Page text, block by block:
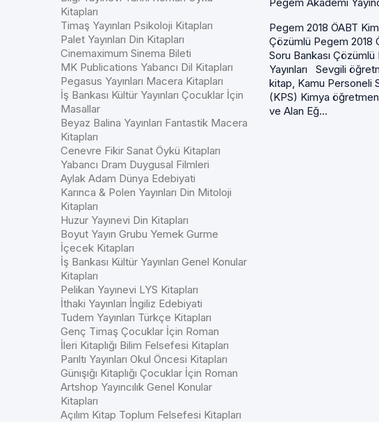
Kitapları
Timaş Yayınları Psikoloji Kitapları
Palet Yayınları Din Kitapları
Cinemaximum Sinema Bileti
MK Publications Yabancı Dil Kitapları
Pegasus Yayınları Macera Kitapları
İş Bankası Kültür Yayınları Çocuklar İçin
Masallar
Beyaz Balina Yayınları Fantastik Macera
Kitapları
Cenevre Fikir Sanat Öykü Kitapları
Yabancı Dram Duygusal Filmleri
Aylak Adam Dünya Edebiyati
Karınca & Polen Yayınları Din Mitoloji
Kitapları
Huzur Yayınevi Din Kitapları
Boyut Yayın Grubu Yemek Gurme
İçecek Kitapları
İş Bankası Kültür Yayınları Genel Konular
Kitapları
Pelikan Yayınevi LYS Kitapları
İthaki Yayınları İngiliz Edebiyati
Tudem Yayınları Türkçe Kitapları
Genç Timaş Çocuklar İçin Roman
İleri Kitaplığı Bilim Felsefesi Kitapları
Parıltı Yayınları Okul Öncesi Kitapları
Günışığı Kitaplığı Çocuklar İçin Roman
Artshop Yayıncılık Genel Konular
Kitapları
Açılım Kitap Toplum Felsefesi Kitapları
Pegem 2018 ÖABT
Çözümlü Pegem 2018
Soru Bankası
Yayınları Sevgili
kitap, Kamu Personeli
(KPS) Kimya
ve Alan Eğ...